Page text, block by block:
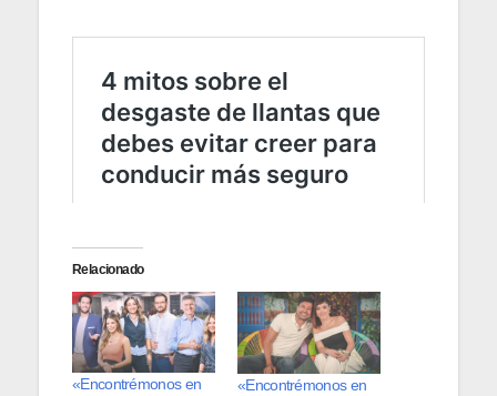
Relacionado
«Encontrémonos en
«Encontrémonos en